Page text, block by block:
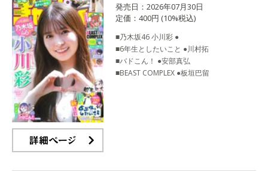
発売日：2026年07月30日
定価：400円 (10%税込)
■乃木坂46 小川彩 ●
■6年生としたいこと ●川村拓
■バドこん！ ●安部真弘
■BEAST COMPLEX ●板垣巴留